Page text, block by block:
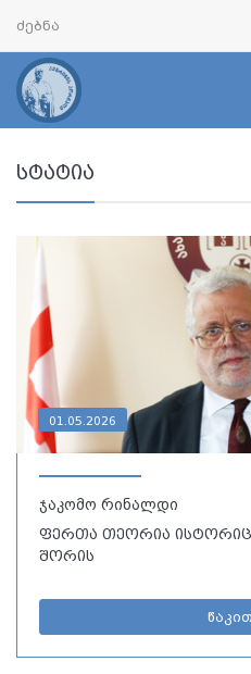
სტატია
01.05.2026
ჯაკომო რინალდი
ფერთა თეორია
შორის